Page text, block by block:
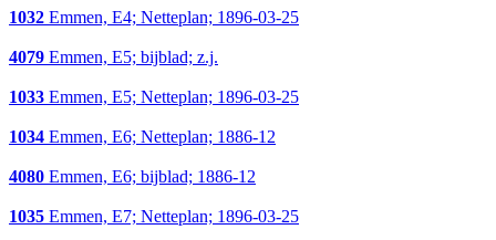
1032 Emmen, E4; Netteplan; 1896-03-25
4079 Emmen, E5; bijblad; z.j.
1033 Emmen, E5; Netteplan; 1896-03-25
1034 Emmen, E6; Netteplan; 1886-12
4080 Emmen, E6; bijblad; 1886-12
1035 Emmen, E7; Netteplan; 1896-03-25